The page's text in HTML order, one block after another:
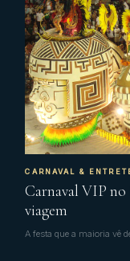
CARNAVAL &
Carnaval VIP no
viagem
A festa que a maioria vê